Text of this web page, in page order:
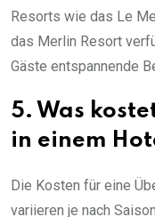
Resorts wie das Le
das Merlin Resort
Gäste entspannende
5. Was
in einem
Die Kosten für eine
variieren je nach